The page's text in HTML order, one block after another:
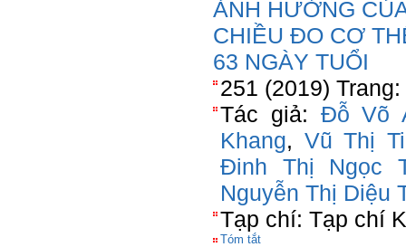
ẢNH HƯỞNG
CHIỀU ĐO CƠ
63 NGÀY TUỔI
251 (2019)
Tác giả: Đỗ Võ
Khang, Vũ Thị
Đinh Thị Ngọc
Nguyễn Thị Diệu
Tạp chí: Tạp chí
Tóm tắt